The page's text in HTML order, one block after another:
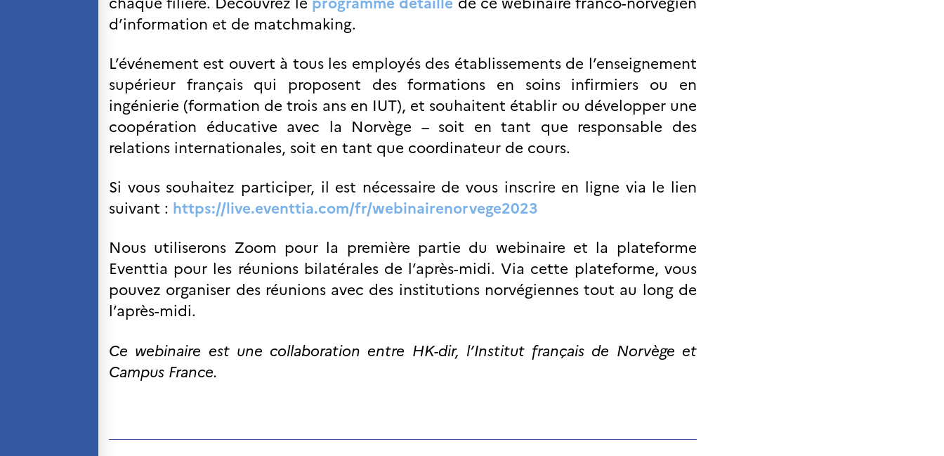
France Excellence Research
Programme Norway
Événements
Science et innovation
(CCFN)
Rechercher :
d’information et de matchmaking.
L’événement est ouvert à tous les employés des établissements de l’enseignement
supérieur français qui proposent des formations en soins infirmiers ou en
ingénierie (formation de trois ans en IUT), et souhaitent établir ou développer une
coopération éducative avec la Norvège – soit en tant que responsable des
relations internationales, soit en tant que coordinateur de cours.
Si vous souhaitez participer, il est nécessaire de vous inscrire en ligne via le lien
suivant : https://live.eventtia.com/fr/webinairenorvege2023
Nous utiliserons Zoom pour la première partie du webinaire et la plateforme
Eventtia pour les réunions bilatérales de l’après-midi. Via cette plateforme, vous
pouvez organiser des réunions avec des institutions norvégiennes tout au long de
l’après-midi.
Ce webinaire est une collaboration entre HK-dir, l’Institut français de Norvège et
Campus France.